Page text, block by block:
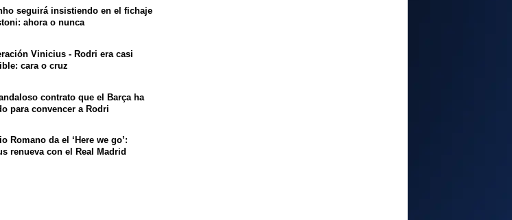
seguirá insistiendo en el fichaje
ahora o nunca
Vinicius - Rodri era casi
cara o cruz
contrato que el Barça ha
para convencer a Rodri
Romano da el ‘Here we go’:
renueva con el Real Madrid